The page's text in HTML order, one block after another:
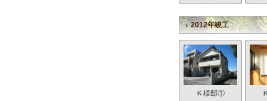
2012年竣工
Ｋ様邸①